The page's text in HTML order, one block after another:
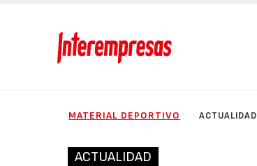
MATERIAL DEPORTIVO ACTUALIDAD
ACTUALIDAD